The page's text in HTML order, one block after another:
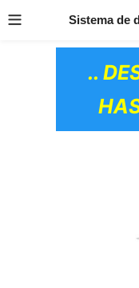
..
Sistema de